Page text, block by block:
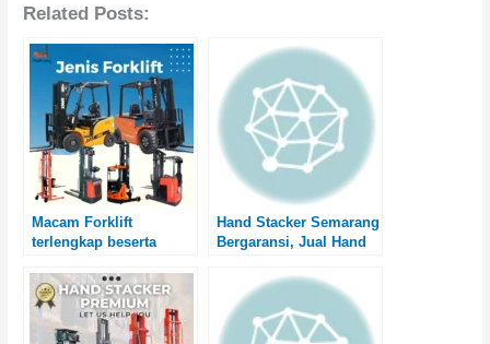
Related Posts:
Macam Forklift
terlengkap beserta
macam Forklift lengkap
Hand Stacker Semarang
Bergaransi, Jual Hand